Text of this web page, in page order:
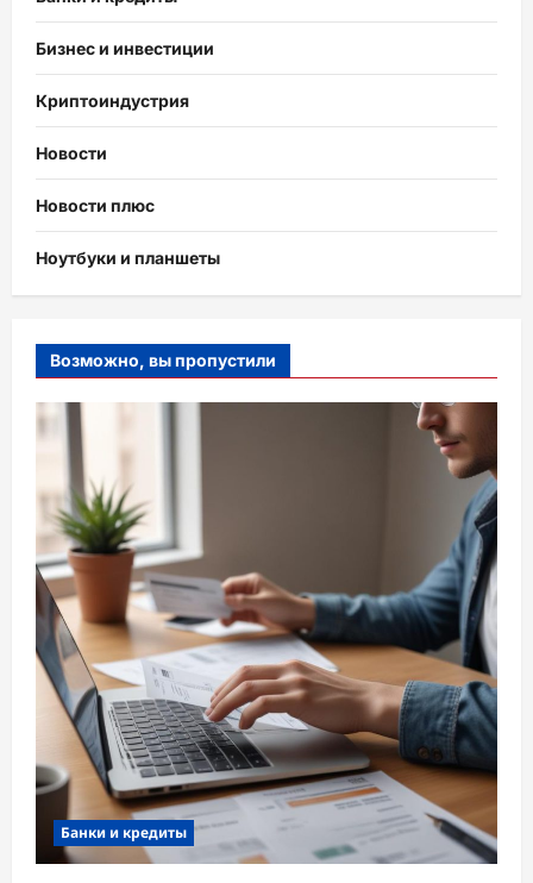
Бизнес и инвестиции
Криптоиндустрия
Новости
Новости плюс
Ноутбуки и планшеты
Возможно, вы пропустили
Банки и кредиты